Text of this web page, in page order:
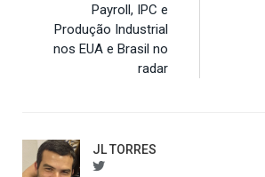
Payroll, IPC e
Produção Industrial
nos EUA e Brasil no
radar
JL TORRES
btorres